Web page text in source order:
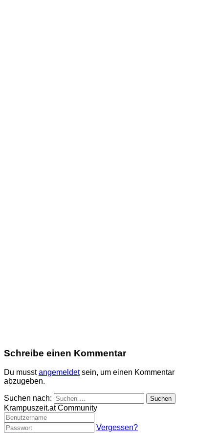
Schreibe einen Kommentar
Du musstangemeldetsein, um einen Kommentar
abzugeben.
Suchen nach:
Krampuszeit.at Community
Vergessen?